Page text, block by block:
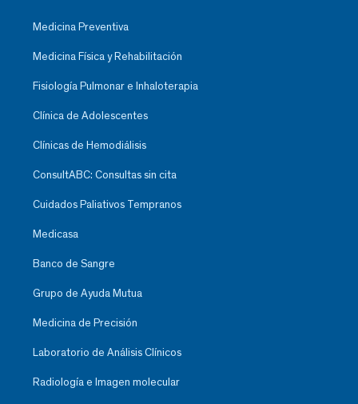
Medicina Preventiva
Medicina Física y Rehabilitación
Fisiología Pulmonar e Inhaloterapia
Clínica de Adolescentes
Clínicas de Hemodiálisis
ConsultABC: Consultas sin cita
Cuidados Paliativos Tempranos
Medicasa
Banco de Sangre
Grupo de Ayuda Mutua
Medicina de Precisión
Laboratorio de Análisis Clínicos
Radiología e Imagen molecular